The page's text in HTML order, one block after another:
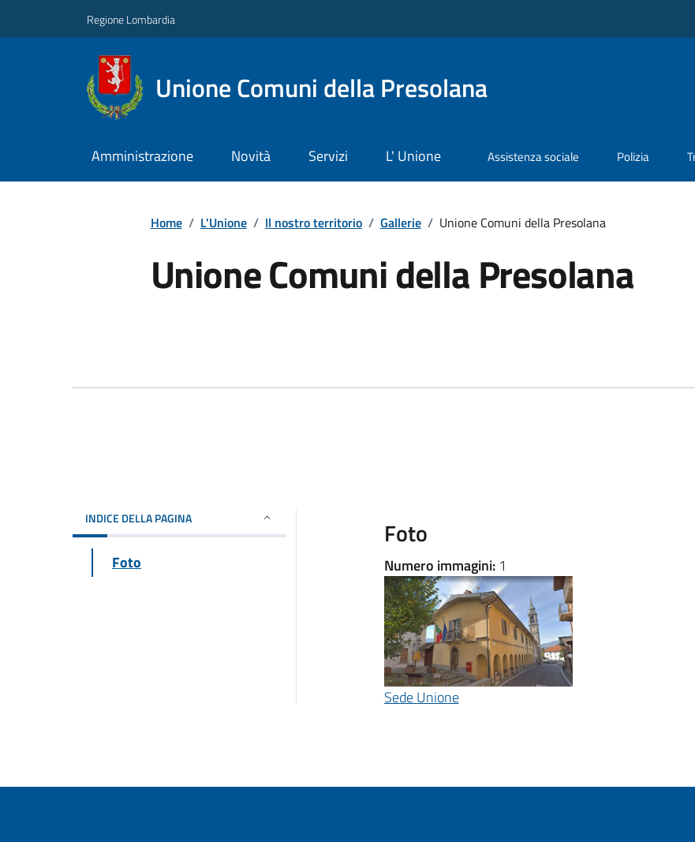
Regione Lombardia
Unione Comuni della Presolana
Amministrazione Novità Servizi L' Unione Assistenza sociale Polizia
Home / L'Unione / Il nostro territorio / Gallerie / Unione Comuni della Presolana
Unione Comuni della Presolana
INDICE DELLA PAGINA
Foto
Foto
Numero immagini:1
Sede Unione